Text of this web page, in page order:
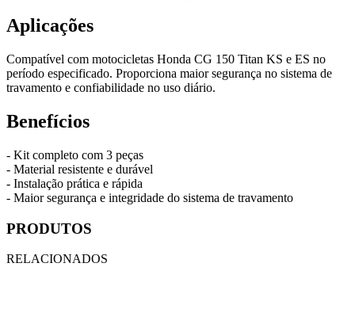
Aplicações
Compatível com motocicletas Honda CG 150 Titan KS e ES no
período especificado. Proporciona maior segurança no sistema de
travamento e confiabilidade no uso diário.
Benefícios
- Kit completo com 3 peças
- Material resistente e durável
- Instalação prática e rápida
- Maior segurança e integridade do sistema de travamento
PRODUTOS
RELACIONADOS